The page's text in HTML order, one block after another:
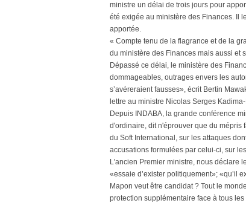
ministre un délai de trois jours pour
été exigée au ministère des Finances. Il
apportée.
« Compte tenu de la flagrance et de la
du ministère des Finances mais aussi et
Dépassé ce délai, le ministère des
dommageables, outrages envers les
s’avéreraient fausses», écrit Bertin
lettre au ministre Nicolas Serges
Depuis INDABA, la grande conférence
d'ordinaire, dit n'éprouver que du mépris
du Soft International, sur les attaques
accusations formulées par celui-ci, sur
L'ancien Premier ministre, nous déclare
«essaie d’exister politiquement»; «qu’il
Mapon veut être candidat ? Tout le
protection supplémentaire face à tous